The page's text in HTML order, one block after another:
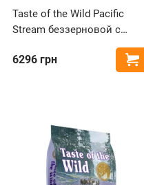
Taste of the Wild Pacific
Stream беззерновой с
лососем для собак всех
пород
6296 грн